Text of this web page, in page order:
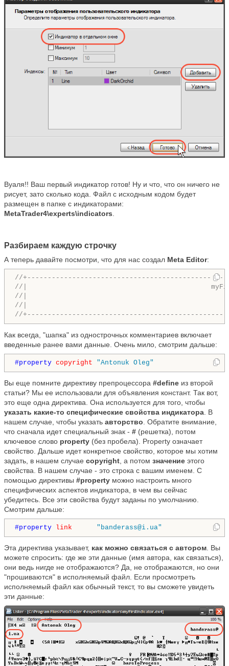
Вуаля!! Ваш первый индикатор готов! Ну и что, что он ничего не
рисует, зато сколько кода. Файл с исходным кодом будет
размещен в папке с индикаторами:
MetaTrader4\experts\indicators
Разбираем каждую строчку
А теперь давайте посмотри, что для нас создал Meta Editor:
//
//|
//|
//|
//
Как всегда, "шапка" из однострочных комментариев включает
введенные ранее вами данные. Очень мило, смотрим дальше:
#property copyright "Antonuk Oleg"
Вы еще помните директиву препроцессора #define из второй
статьи? Мы ее использовали для объявления констант. Так вот,
это еще одна директива. Она используется для того, чтобы
указать какие-то специфические свойства индикатора . В
нашем случае, чтобы указать авторство . Обратите внимание,
что сначала идет специальный знак - # (решетка), потом
ключевое слово property (без пробела). Property означает
свойство. Дальше идет конкретное свойство, которое мы хотим
задать, в нашем случае copyright , а потом значение этого
свойства. В нашем случае - это строка с вашим именем. С
помощью директивы #property можно настроить много
специфических аспектов индикатора, в чем вы сейчас
убедитесь. Все эти свойства будут заданы по умолчанию.
Смотрим дальше:
#property link "banderass@i.ua"
Эта директива указывает, как можно связаться с автором . Вы
можете спросить: где же эти данные (имя автора, как связаться),
они ведь нигде не отображаются? Да, не отображаются, но они
"прошиваются" в исполняемый файл. Если просмотреть
исполняемый файл как обычный текст, то вы сможете увидеть
эти данные: